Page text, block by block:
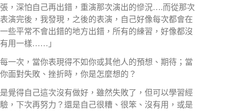
張，深怕自己再出錯，重演那次演出的慘況….而從那次
表演完後，我發現，之後的表演，自己好像每次都會在
一些平常不會出錯的地方出錯，所有的練習，好像都沒
有用一樣……」
每一次，當你表現得不如你或其他人的預想、期待；當
你面對失敗、挫折時，你是怎麼想的？
是覺得自己這次沒有做好，雖然失敗了，但可以學習經
驗，下次再努力？還是自己很糟、很笨、沒有用，或是